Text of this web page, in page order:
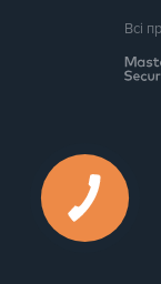
Всі